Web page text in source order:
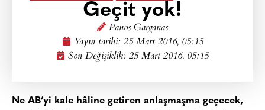
Geçit yok!
Panos Garganas
Yayın tarihi: 25 Mart 2016, 05:15
Son Değişiklik: 25 Mart 2016, 05:15
Ne AB’yi kale hâline getiren anlaşmaşma geçecek,